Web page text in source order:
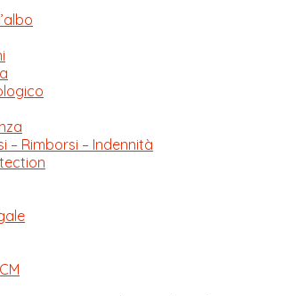
– Rimborsi – Indennità